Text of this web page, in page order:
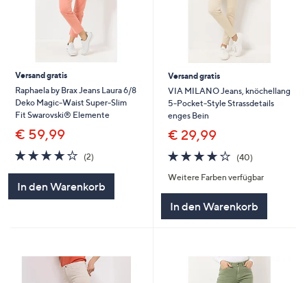
Versand gratis
Raphaela by Brax Jeans Laura 6/8
Deko Magic-Waist Super-Slim
Fit Swarovski® Elemente
€ 59,99
4.0
von
(2)2
In den Warenkorb
Versand gratis
VIA MILANO Jeans, knöchellang
5-Pocket-Style Strassdetails
enges Bein
€ 29,99
3.8
von
5
(40)40
Weitere Farben verfügbar
In den Warenkorb